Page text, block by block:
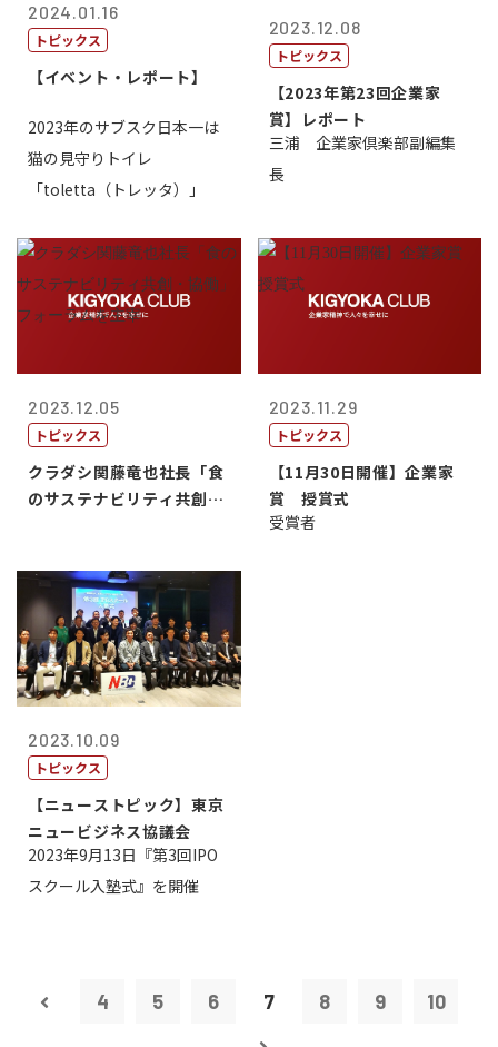
2024.01.16
トピックス
【イベント・レポート】
2023年のサブスク日本一は
猫の見守りトイレ
「toletta（トレッタ）」
2023.12.08
トピックス
【2023年第23回企業家
賞】レポート
三浦 企業家倶楽部副編集
長
2023.12.05
トピックス
クラダシ関藤竜也社長「食
のサステナビリティ共創・
2023.11.29
トピックス
【11月30日開催】企業家
賞 授賞式
受賞者
2023.10.09
トピックス
【ニューストピック】東京
ニュービジネス協議会
2023年9月13日『第3回IPO
スクール入塾式』を開催
4 5 6 7 8 9 10